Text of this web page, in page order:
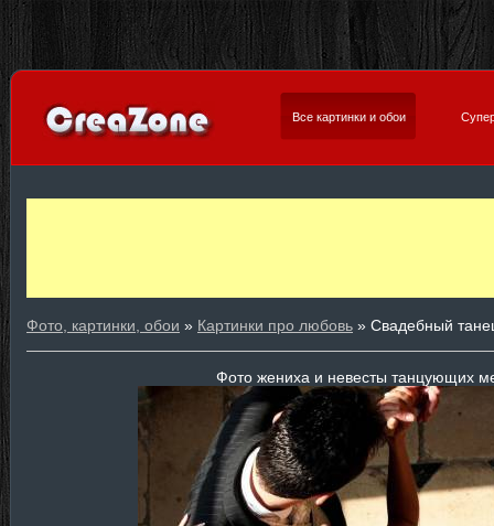
Все картинки и обои
Фото, картинки, обои » Картинки про любовь » Свадебный
Фото жениха и невесты танцующих